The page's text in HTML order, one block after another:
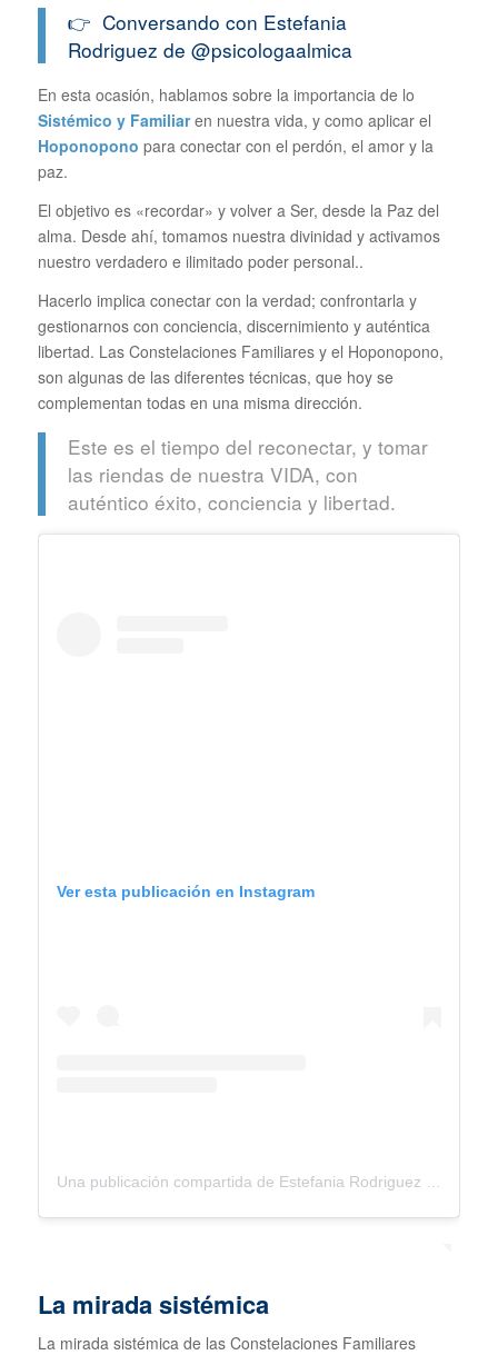
👉 Conversando con Estefania
Rodriguez de @psicologaalmica
En esta ocasión, hablamos sobre la importancia de lo
Sistémico y Familiaren nuestra vida, y como aplicar el
Hoponopono para conectar con el perdón, el amor y la
paz.
El objetivo es «recordar» y volver a Ser, desde la Paz del
alma. Desde ahí, tomamos nuestra divinidad y activamos
nuestro verdadero e ilimitado poder personal..
Hacerlo implica conectar con la verdad; confrontarla y
gestionarnos con conciencia, discernimiento y auténtica
libertad. Las Constelaciones Familiares y el Hoponopono,
son algunas de las diferentes técnicas, que hoy se
complementan todas en una misma dirección.
Este es el tiempo del reconectar, y tomar
las riendas de nuestra VIDA, con
auténtico éxito, conciencia y libertad.
Ver esta publicación en Instagram
La mirada sistémica
La mirada sistémica de las Constelaciones Familiares